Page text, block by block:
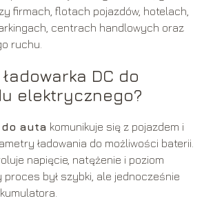
firmach, flotach pojazdów, hotelach,
centrach handlowych oraz
ruchu.
DC do
elektrycznego?
do auta komunikuje się z pojazdem i
ładowania do możliwości baterii.
napięcie, natężenie i poziom
proces był szybki, ale jednocześnie